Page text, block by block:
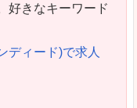
好きなキーワード
ディード)で求人